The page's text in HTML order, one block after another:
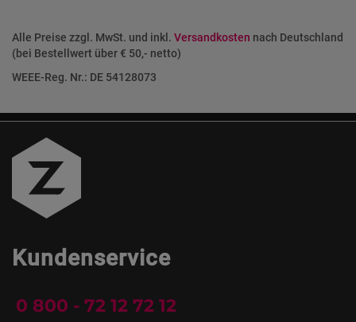
Alle Preise zzgl. MwSt. und inkl. Versandkosten nach Deutschland
(bei Bestellwert über € 50,- netto)
WEEE-Reg. Nr.: DE 54128073
Kundenservice
0 800 - 72 12 72 12